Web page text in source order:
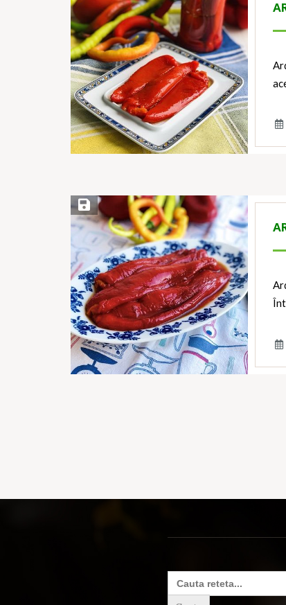
Save Recipe
Search
for: